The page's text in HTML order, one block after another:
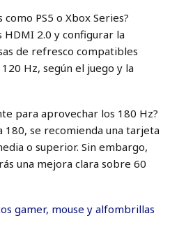
como PS5 o Xbox Series?
HDMI 2.0 y configurar la
de refresco compatibles
Hz, según el juego y la
para aprovechar los 180 Hz?
180, se recomienda una tarjeta
o superior. Sin embargo,
una mejora clara sobre 60
gamer, mouse y alfombrillas